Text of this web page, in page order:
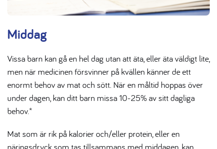
Middag
Vissa barn kan gå en hel dag utan att äta, eller äta väldigt lite,
men när medicinen försvinner på kvällen känner de ett
enormt behov av mat och sött. När en måltid hoppas över
under dagen, kan ditt barn missa 10-25% av sitt dagliga
behov.*
Mat som är rik på kalorier och/eller protein, eller en